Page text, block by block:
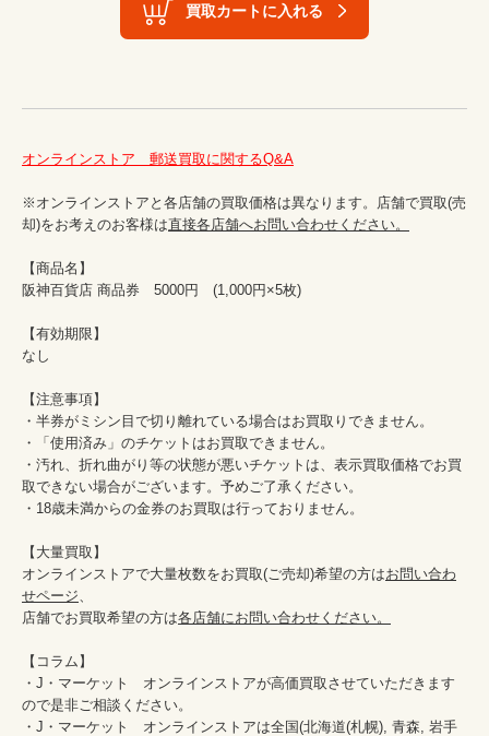
買取カートに入れる
オンラインストア　郵送買取に関するQ&A
※オンラインストアと各店舗の買取価格は異なります。店舗で買取(売
却)をお考えのお客様は直接各店舗へお問い合わせください。
【商品名】
阪神百貨店 商品券　5000円　(1,000円×5枚)
【有効期限】
なし
【注意事項】
・半券がミシン目で切り離れている場合はお買取りできません。
・「使用済み」のチケットはお買取できません。
・汚れ、折れ曲がり等の状態が悪いチケットは、表示買取価格でお買
取できない場合がございます。予めご了承ください。
・18歳未満からの金券のお買取は行っておりません。
【大量買取】
オンラインストアで大量枚数をお買取(ご売却)希望の方はお問い合わ
せページ
店舗でお買取希望の方は各店舗にお問い合わせください。
【コラム】
・J・マーケット　オンラインストアが高価買取させていただきます
ので是非ご相談ください。
・J・マーケット　オンラインストアは全国(北海道(札幌), 青森, 岩手